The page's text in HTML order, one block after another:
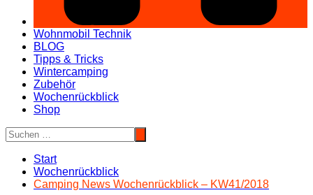
Wohnmobil Technik
BLOG
Tipps & Tricks
Wintercamping
Zubehör
Wochenrückblick
Shop
Start
Wochenrückblick
Camping News Wochenrückblick – KW41/2018